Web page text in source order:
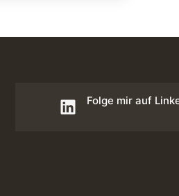
Folge mir auf